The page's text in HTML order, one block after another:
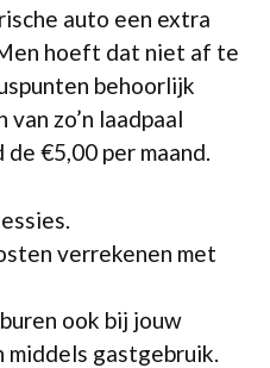
auto een extra
hoeft dat niet af te
behoorlijk
zo’n laadpaal
€5,00 per maand.
verrekenen met
ook bij jouw
gastgebruik.